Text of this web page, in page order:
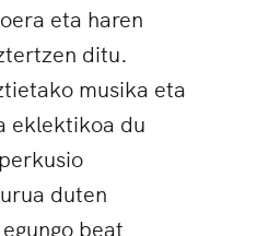
eta haren
ditu.
musika eta
eklektikoa du
duten
beat